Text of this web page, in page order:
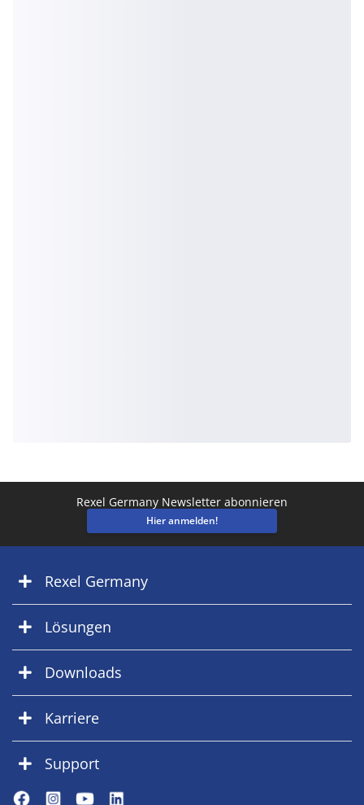
Rexel Germany Newsletter abonnieren
Hier anmelden!
Rexel Germany
Lösungen
Downloads
Karriere
Support